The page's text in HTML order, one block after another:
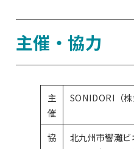
主催・協力
主
催
SONIDORI（株
協
北九州市響灘ビ